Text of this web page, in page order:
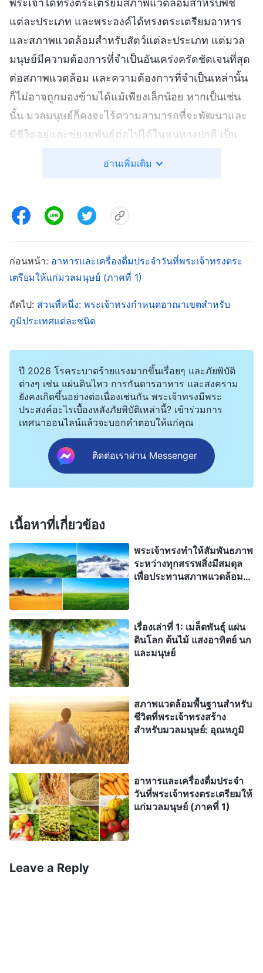
แต่ละประเภท และพระองค์ได้ทรงตระเตรียมอาหาร
และสภาพแวดล้อมสำหรับสัตว์แต่ละประเภท แต่มวล
มนุษย์มีความต้องการที่จำเป็นอันเคร่งครัดชัดเจนที่สุด
ต่อสภาพแวดล้อม และความต้องการที่จำเป็นเหล่านั้น
ก็ไม่อาจถูกมองข้ามได้แม้เพียงเล็กน้อย หากเป็นเช่น
นั้น มวลมนุษย์ก็คงจะไร้ความสามารถที่จะพัฒนาและ
มีชีวิตอยู่และขยายพันธุ์ต่อไปได้ในหนทางปกติ เป็น
สามารถที่จะสำนึกรับรู้ความสำคัญของสิ่งที่ไม่น่าสนใจ
บางสิ่งที่เจ้าสามารถมองเห็นและชื่นชมในชีวิตของเจ้า
เกิด แต่พระเจ้าได้ทรงทำการตระเตรียมไว้แล้วสำหรับ
เจ้านานมาแล้วหรือไม่ก็ทรงทำอย่างลับๆ พระเจ้าได้
ทรงขจัดและทำให้องค์ประกอบเชิงลบทั้งหมดที่ไม่เอื้อ
อำนวยต่อมวลมนุษย์และอาจจะเป็นอันตรายต่อ
ท่าทีที่พระเจ้าได้ทรงมีต่อมวลมนุษย์เมื่อตอนที่พระองค์
ได้ทรงสร้างพวกเขาคราวนี้หรือไม่? ท่าทีนั้นคืออะไร?
ท่าทีของพระเจ้ารอบคอบและเอาจริงเอาจัง และไม่ได้
ปัจจัยภายนอกหรือสภาพเงื่อนไขอันใดที่ไม่ใช่ของ
พระองค์ ในการนี้สามารถมองเห็นท่าทีของพระเจ้าใน
การทรงสร้างและบริหารจัดการมวลมนุษย์คราวนี้ได้
แวดล้อมเพื่อความอยู่รอดและชีวิตที่มวลมนุษย์ชื่นชม
รวมถึงในอาหารและเครื่องดื่มประจำวันและความ
ต้องการที่จำเป็นรายวันของพวกเขา พวกเราสามารถ
มองเห็นท่าทีแห่งความรับผิดชอบของพระเจ้าต่อมวล
มนุษย์ซึ่งพระองค์ได้ทรงยึดถือมานับตั้งแต่พระองค์ได้
ทรงสร้างมนุษย์ ตลอดจนความมุ่งมั่นของพระองค์ที่จะ
ทรงช่วยมวลมนุษย์ให้รอด ณ เวลานี้ ความจริงแท้ของ
พระเจ้าสามารถมองเห็นได้ในสิ่งเหล่านี้หรือไม่? ความ
น่าอัศจรรย์ของพระองค์เล่า? ความไม่สามารถหยั่งถึง
ได้ของพระองค์เล่า? ฤทธานุภาพไม่สิ้นสุดของพระองค์
เล่า? พระเจ้าทรงใช้หนทางอันทรงพระปัญญาและ
เปี่ยมมหิทธิฤทธิ์ของพระองค์เพื่อจัดเตรียมไว้ให้มวล
มนุษย์ทั้งปวง ตลอดจนการจัดเตรียมสิ่งทั้งหลาย
ทั้งหมดแห่งการทรงสร้างของพระองค์ บัดนี้ที่เราได้พูด
กับเจ้าไปมากมายยิ่งนักแล้ว พวกเจ้าสามารถพูดได้
หรือไม่ว่าพระเจ้าทรงเป็นแหล่งกำเนิดชีวิตสำหรับทุก
สรรพสิ่ง? (ได้) นั่นเป็นเช่นนั้นอย่างแน่นอน เจ้ามีข้อ
สำหรับทุกสรรพสิ่งเพียงพอที่จะแสดงให้เห็นว่าพระองค์
อ่านเพิ่มเติม
ก่อนหน้า: อาหารและเครื่องดื่มประจำวันที่พระเจ้าทรงตระ
เตรียมให้แก่มวลมนุษย์ (ภาคที่ 1)
ถัดไป: ส่วนที่หนึ่ง: พระเจ้าทรงกำหนดอาณาเขตสำหรับ
ภูมิประเทศแต่ละชนิด
ปี 2026 โรคระบาดร้ายแรงมากขึ้นเรื่อยๆ และภัยพิบัติ
ต่างๆ เช่น แผ่นดินไหว การกันดารอาหาร และสงคราม
ยังคงเกิดขึ้นอย่างต่อเนื่องเช่นกัน พระเจ้าทรงมีพระ
ประสงค์อะไรเบื้องหลังภัยพิบัติเหล่านี้? เข้าร่วมการ
เทศนาออนไลน์แล้วจะบอกคำตอบให้แก่คุณ
ติดต่อเราผ่าน Messenger
เนื้อหาที่เกี่ยวข้อง
พระเจ้าทรงทำให้สัมพันธภาพ
ระหว่างทุกสรรพสิ่งมีสมดุล
เพื่อประทานสภาพแวดล้อม
เรื่องเล่าที่ 1: เมล็ดพันธุ์ แผ่น
ดินโลก ต้นไม้ แสงอาทิตย์ นก
และมนุษย์
สภาพแวดล้อมพื้นฐานสำหรับ
ชีวิตที่พระเจ้าทรงสร้าง
สำหรับมวลมนุษย์: อุณหภูมิ
อาหารและเครื่องดื่มประจำ
วันที่พระเจ้าทรงตระเตรียมให้
แก่มวลมนุษย์ (ภาคที่ 1)
Leave a Reply